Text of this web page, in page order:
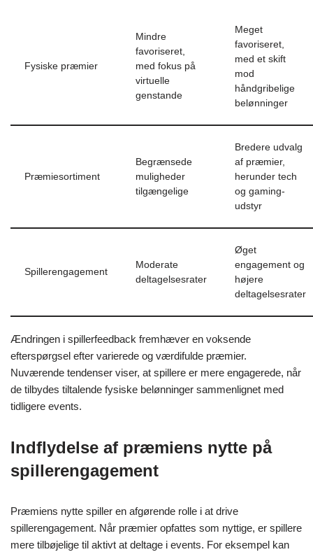
Fysiske præmier
Mindre
favoriseret,
med fokus på
virtuelle
genstande
Meget
favoriseret,
med et skift
mod
håndgribelige
belønninger
Præmiesortiment
Begrænsede
muligheder
tilgængelige
Bredere udvalg
af præmier,
herunder tech
og gaming-
udstyr
Spillerengagement
Moderate
deltagelsesrater
Øget
engagement og
højere
deltagelsesrater
Ændringen i spillerfeedback fremhæver en voksende
efterspørgsel efter varierede og værdifulde præmier.
Nuværende tendenser viser, at spillere er mere engagerede, når
de tilbydes tiltalende fysiske belønninger sammenlignet med
tidligere events.
Indflydelse af præmiens nytte på
spillerengagement
Præmiens nytte spiller en afgørende rolle i at drive
spillerengagement. Når præmier opfattes som nyttige, er spillere
mere tilbøjelige til aktivt at deltage i events. For eksempel kan